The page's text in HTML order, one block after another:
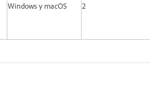
Windows y macOS 2